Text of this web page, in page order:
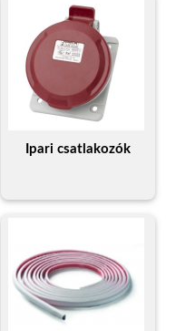
Ipari csatlakozók